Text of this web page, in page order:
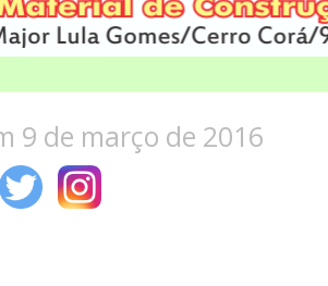
9 de março de 2016